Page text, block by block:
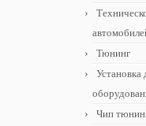
Тюнинг
Установка
Чип